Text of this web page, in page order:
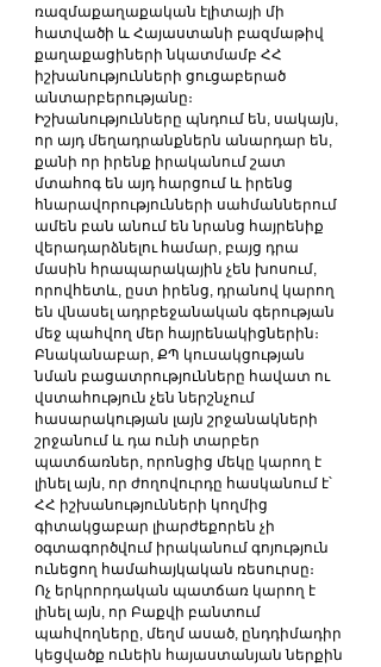
ռազմաքաղաքական էլիտայի մի
հատվածի և Հայաստանի բազմաթիվ
քաղաքացիների նկատմամբ ՀՀ
իշխանությունների ցուցաբերած
անտարբերությանը։
Իշխանությունները պնդում են, սակայն,
որ այդ մեղադրանքներն անարդար են,
քանի որ իրենք իրականում շատ
մտահոգ են այդ հարցում և իրենց
հնարավորությունների սահմաններում
ամեն բան անում են նրանց հայրենիք
վերադարձնելու համար, բայց դրա
մասին հրապարակային չեն խոսում,
որովհետև, ըստ իրենց, դրանով կարող
են վնասել ադրբեջանական գերության
մեջ պահվող մեր հայրենակիցներին։
Բնականաբար, ՔՊ կուսակցության
նման բացատրությունները հավատ ու
վստահություն չեն ներշնչում
հասարակության լայն շրջանակների
շրջանում և դա ունի տարբեր
պատճառներ, որոնցից մեկը կարող է
լինել այն, որ ժողովուրդը հասկանում է՝
ՀՀ իշխանությունների կողմից
գիտակցաբար լիարժեքորեն չի
օգտագործվում իրականում գոյություն
ունեցող համահայկական ռեսուրսը։
Ոչ երկրորդական պատճառ կարող է
լինել այն, որ Բաքվի բանտում
պահվողները, մեղմ ասած, ընդդիմադիր
կեցվածք ունեին հայաստանյան ներքին